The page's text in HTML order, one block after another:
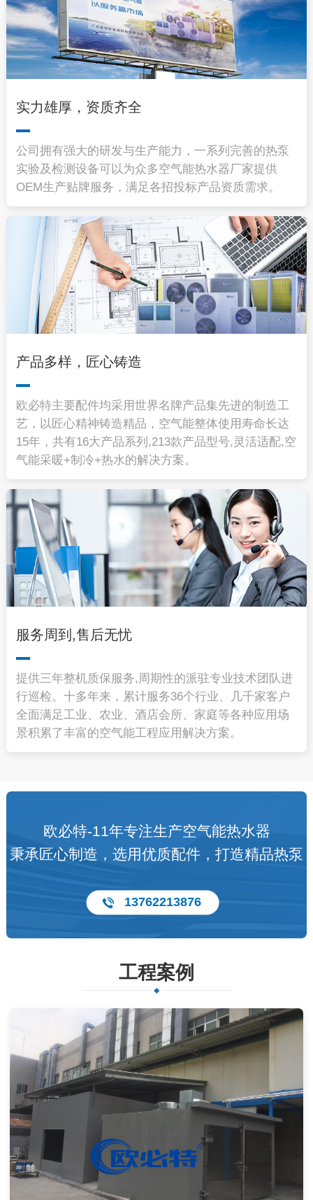
实力雄厚，资质齐全
公司拥有强大的研发与生产能力，一系列完善的热泵
实验及检测设备可以为众多空气能热水器厂家提供
OEM生产贴牌服务，满足各招投标产品资质需求。
产品多样，匠心铸造
欧必特主要配件均采用世界名牌产品集先进的制造工
艺，以匠心精神铸造精品，空气能整体使用寿命长达
15年，共有16大产品系列,213款产品型号,灵活适配,空
气能采暖+制冷+热水的解决方案。
服务周到,售后无忧
提供三年整机质保服务,周期性的派驻专业技术团队进
行巡检。十多年来，累计服务36个行业、几千家客户
全面满足工业、农业、酒店会所、家庭等各种应用场
景积累了丰富的空气能工程应用解决方案。
欧必特-11年专注生产空气能热水器
秉承匠心制造，选用优质配件，打造精品热泵
13762213876
工程案例